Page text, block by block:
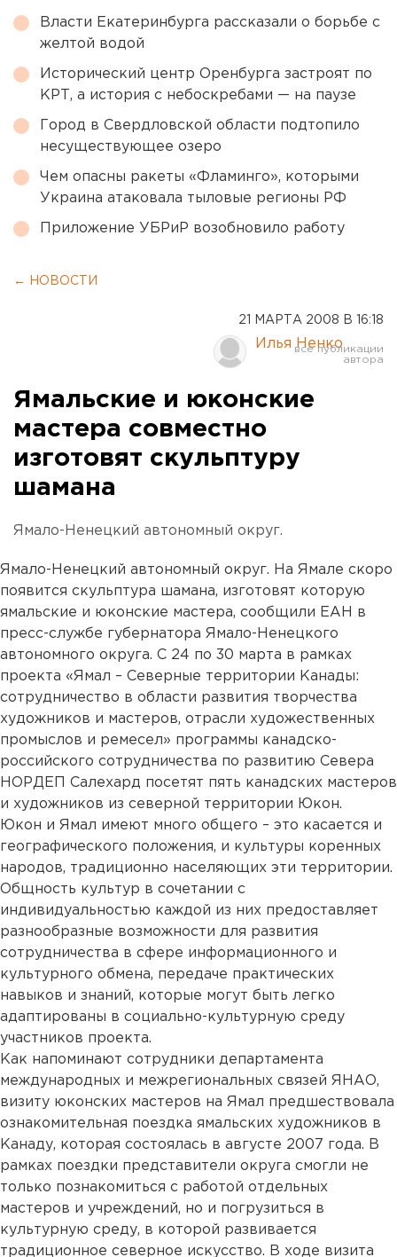
Власти Екатеринбурга рассказали о борьбе с
желтой водой
Исторический центр Оренбурга застроят по
КРТ, а история с небоскребами — на паузе
Город в Свердловской области подтопило
несуществующее озеро
Чем опасны ракеты «Фламинго», которыми
Украина атаковала тыловые регионы РФ
Приложение УБРиР возобновило работу
← НОВОСТИ
21 МАРТА 2008 В 16:18
Илья Ненко
Ямальские и юконские
мастера совместно
изготовят скульптуру
шамана
Ямало-Ненецкий автономный округ.
Ямало-Ненецкий автономный округ. На Ямале скоро
появится скульптура шамана, изготовят которую
ямальские и юконские мастера, сообщили ЕАН в
пресс-службе губернатора Ямало-Ненецкого
автономного округа. С 24 по 30 марта в рамках
проекта «Ямал – Северные территории Канады:
сотрудничество в области развития творчества
художников и мастеров, отрасли художественных
промыслов и ремесел» программы канадско-
российского сотрудничества по развитию Севера
НОРДЕП Салехард посетят пять канадских мастеров
и художников из северной территории Юкон.
Юкон и Ямал имеют много общего – это касается и
географического положения, и культуры коренных
народов, традиционно населяющих эти территории.
Общность культур в сочетании с
индивидуальностью каждой из них предоставляет
разнообразные возможности для развития
сотрудничества в сфере информационного и
культурного обмена, передаче практических
навыков и знаний, которые могут быть легко
адаптированы в социально-культурную среду
участников проекта.
Как напоминают сотрудники департамента
международных и межрегиональных связей ЯНАО,
визиту юконских мастеров на Ямал предшествовала
ознакомительная поездка ямальских художников в
Канаду, которая состоялась в августе 2007 года. В
рамках поездки представители округа смогли не
только познакомиться с работой отдельных
мастеров и учреждений, но и погрузиться в
культурную среду, в которой развивается
традиционное северное искусство. В ходе визита